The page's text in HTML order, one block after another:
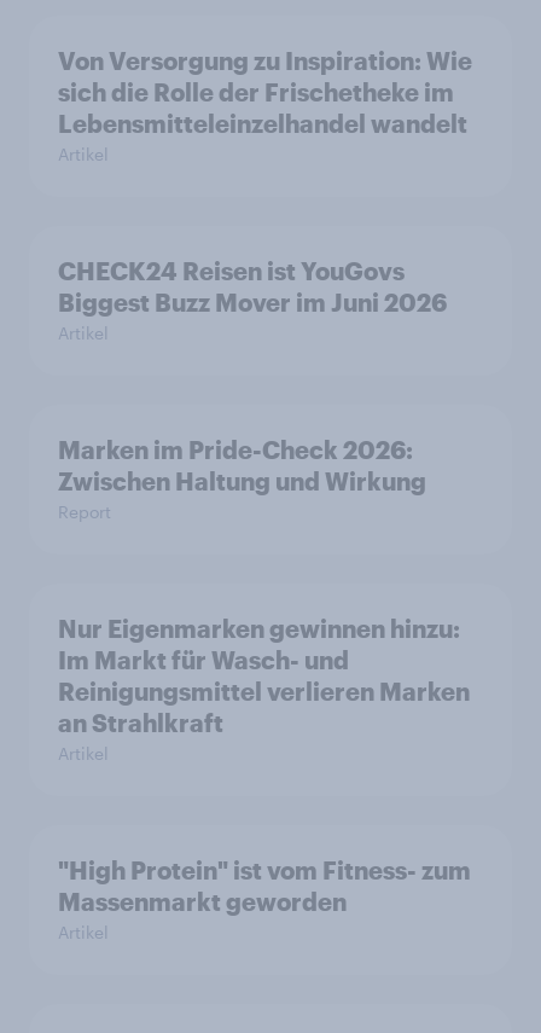
Von Versorgung zu Inspiration: Wie
sich die Rolle der Frischetheke im
Lebensmitteleinzelhandel wandelt
Artikel
CHECK24 Reisen ist YouGovs
Biggest Buzz Mover im Juni 2026
Artikel
Marken im Pride-Check 2026:
Zwischen Haltung und Wirkung
Report
Nur Eigenmarken gewinnen hinzu:
Im Markt für Wasch- und
Reinigungsmittel verlieren Marken
an Strahlkraft
Artikel
"High Protein" ist vom Fitness- zum
Massenmarkt geworden
Artikel